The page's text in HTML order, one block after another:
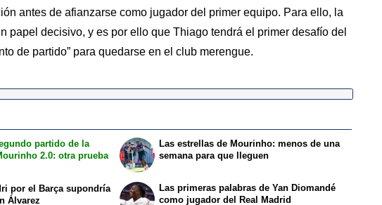
antes de afianzarse como jugador del primer equipo. Para ello, la
papel decisivo, y es por ello que Thiago tendrá el primer desafío del
de partido” para quedarse en el club merengue.
partido de la
2.0: otra prueba
por el Barça supondría
Álvarez
Las estrellas de Mourinho: menos de una
semana para que lleguen
Las primeras palabras de Yan Diomandé
como jugador del Real Madrid